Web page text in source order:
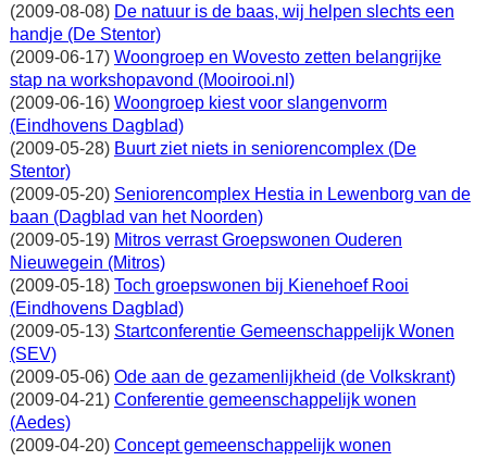
(2009-08-08) De natuur is de baas, wij helpen slechts een
handje (De Stentor)
(2009-06-17) Woongroep en Wovesto zetten belangrijke
stap na workshopavond (Mooirooi.nl)
(2009-06-16) Woongroep kiest voor slangenvorm
(Eindhovens Dagblad)
(2009-05-28) Buurt ziet niets in seniorencomplex (De
Stentor)
(2009-05-20) Seniorencomplex Hestia in Lewenborg van de
baan (Dagblad van het Noorden)
(2009-05-19) Mitros verrast Groepswonen Ouderen
Nieuwegein (Mitros)
(2009-05-18) Toch groepswonen bij Kienehoef Rooi
(Eindhovens Dagblad)
(2009-05-13) Startconferentie Gemeenschappelijk Wonen
(SEV)
(2009-05-06) Ode aan de gezamenlijkheid (de Volkskrant)
(2009-04-21) Conferentie gemeenschappelijk wonen
(Aedes)
(2009-04-20) Concept gemeenschappelijk wonen